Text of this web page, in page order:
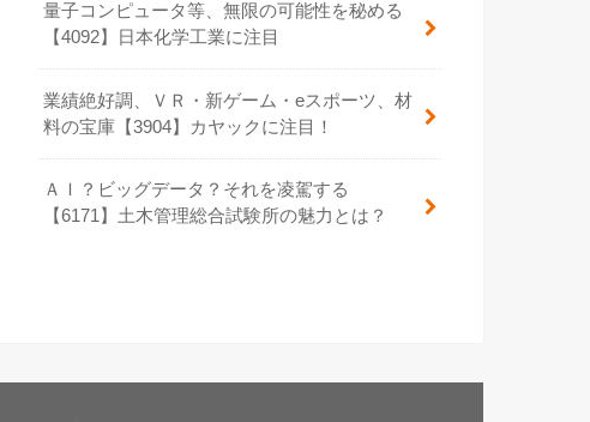
量子コンピュータ等、無限の可能性を秘める
【4092】日本化学工業に注目
業績絶好調、ＶＲ・新ゲーム・eスポーツ、材
料の宝庫【3904】カヤックに注目！
ＡＩ？ビッグデータ？それを凌駕する
【6171】土木管理総合試験所の魅力とは？